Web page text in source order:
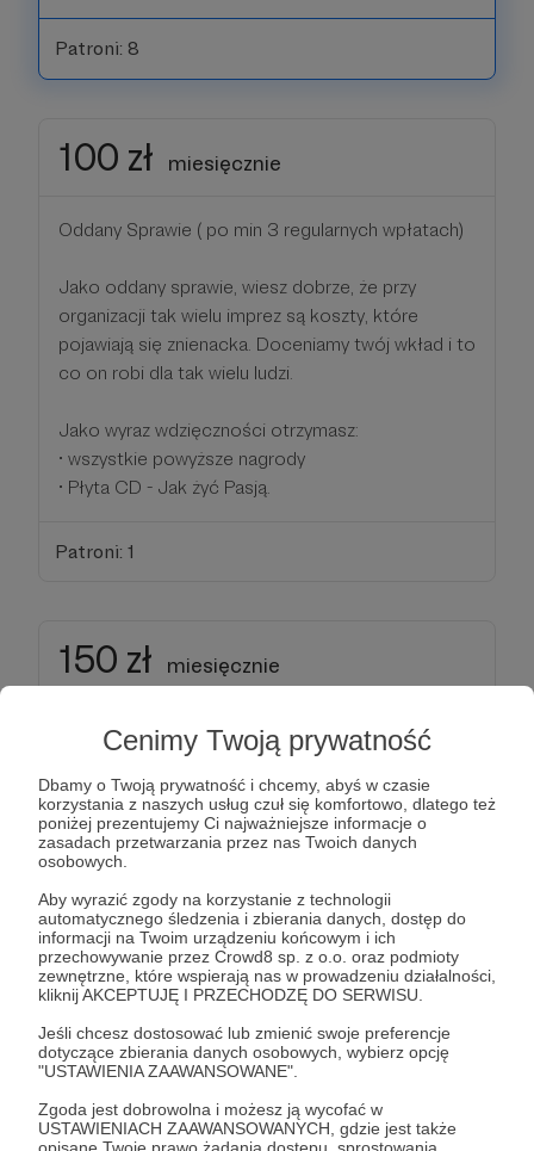
Cenimy Twoją prywatność
Dbamy o Twoją prywatność i chcemy, abyś w czasie
korzystania z naszych usług czuł się komfortowo, dlatego też
poniżej prezentujemy Ci najważniejsze informacje o
zasadach przetwarzania przez nas Twoich danych
osobowych.
Aby wyrazić zgody na korzystanie z technologii
automatycznego śledzenia i zbierania danych, dostęp do
informacji na Twoim urządzeniu końcowym i ich
przechowywanie przez Crowd8 sp. z o.o. oraz podmioty
zewnętrzne, które wspierają nas w prowadzeniu działalności,
kliknij AKCEPTUJĘ I PRZECHODZĘ DO SERWISU.
Jeśli chcesz dostosować lub zmienić swoje preferencje
dotyczące zbierania danych osobowych, wybierz opcję
"USTAWIENIA ZAAWANSOWANE".
Zgoda jest dobrowolna i możesz ją wycofać w
USTAWIENIACH ZAAWANSOWANYCH, gdzie jest także
Patroni: 8
100 zł miesięcznie
Oddany Sprawie ( po min 3 regularnych wpłatach)
Jako oddany sprawie, wiesz dobrze, że przy
organizacji tak wielu imprez są koszty, które
pojawiają się znienacka. Doceniamy twój wkład i to
co on robi dla tak wielu ludzi.
Jako wyraz wdzięczności otrzymasz:
• wszystkie powyższe nagrody
• Płyta CD - Jak żyć Pasją.
Patroni: 1
150 zł miesięcznie
Patron z Pasją (po 3 regularnych wpłatach)
Twoje wsparcie pomaga nam wznieść projekty na
wyższy poziom!
Oprócz poprzednich nagród, będziesz mógł
otrzymać Jak żyć z Pasją oraz Wilkołasce od
Witka Wilka.
• Otrzymujesz wszystkie dotychczasowe nagrody
• Płyta CD – Jak żyć z pasją oraz Wilkołasce cz 1
Patroni: 1